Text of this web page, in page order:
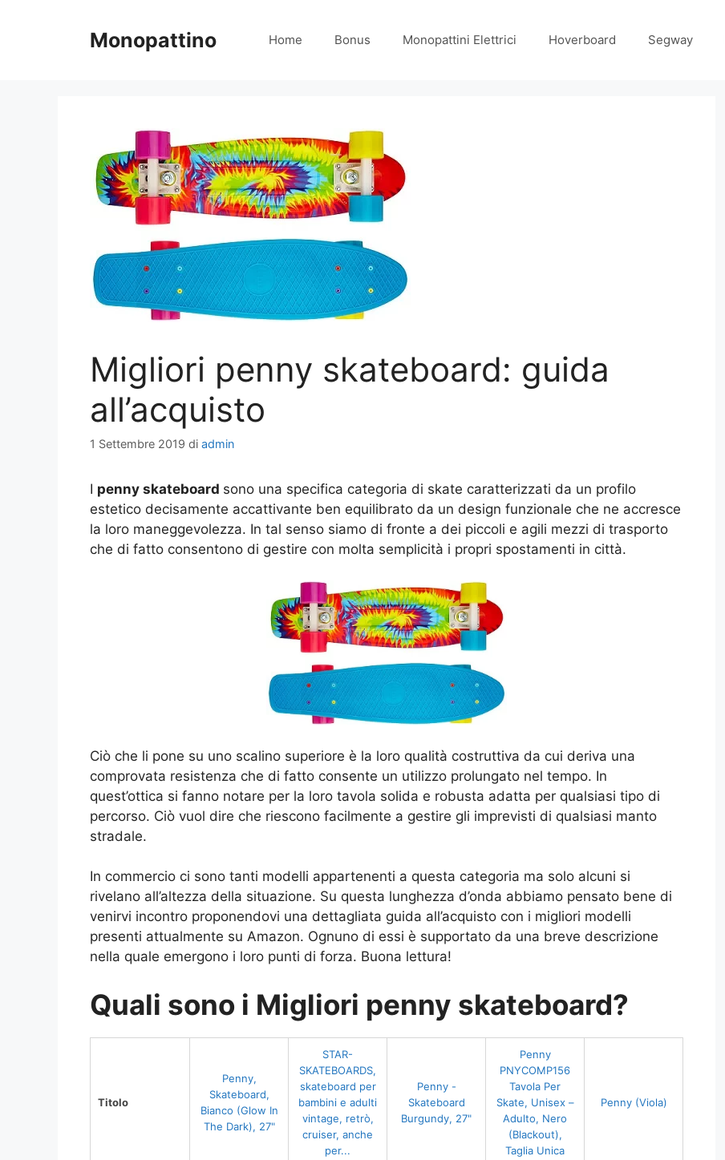
Monopattino Home Bonus Monopattini Elettrici Hoverboard Segway
Migliori penny skateboard: guida
all’acquisto
1 Settembre 2019 di admin
I penny skateboard sono una specifica categoria di skate caratterizzati da un profilo
estetico decisamente accattivante ben equilibrato da un design funzionale che ne accresce
la loro maneggevolezza. In tal senso siamo di fronte a dei piccoli e agili mezzi di trasporto
che di fatto consentono di gestire con molta semplicità i propri spostamenti in città.
Ciò che li pone su uno scalino superiore è la loro qualità costruttiva da cui deriva una
comprovata resistenza che di fatto consente un utilizzo prolungato nel tempo. In
quest’ottica si fanno notare per la loro tavola solida e robusta adatta per qualsiasi tipo di
percorso. Ciò vuol dire che riescono facilmente a gestire gli imprevisti di qualsiasi manto
stradale.
In commercio ci sono tanti modelli appartenenti a questa categoria ma solo alcuni si
rivelano all’altezza della situazione. Su questa lunghezza d’onda abbiamo pensato bene di
venirvi incontro proponendovi una dettagliata guida all’acquisto con i migliori modelli
presenti attualmente su Amazon. Ognuno di essi è supportato da una breve descrizione
nella quale emergono i loro punti di forza. Buona lettura!
Quali sono i Migliori penny skateboard?
Titolo
Penny,
Skateboard,
Bianco (Glow In
The Dark), 27"
STAR-
SKATEBOARDS,
skateboard per
bambini e adulti
vintage, retrò,
cruiser, anche
per...
Penny -
Skateboard
Burgundy, 27"
Penny
PNYCOMP156
Tavola Per
Skate, Unisex –
Adulto, Nero
(Blackout),
Taglia Unica
Penny (Viola)